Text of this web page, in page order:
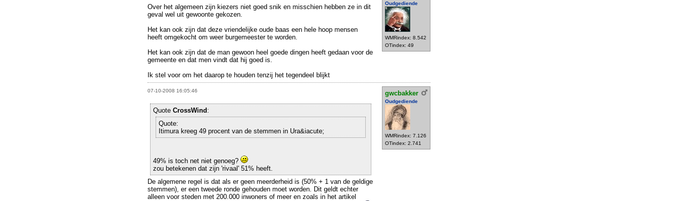
Oudgediende
WMRindex: 8.542
OTindex: 49
Over het algemeen zijn kiezers niet goed snik en misschien hebben ze in dit
geval wel uit gewoonte gekozen.
Het kan ook zijn dat deze vriendelijke oude baas een hele hoop mensen
heeft omgekocht om weer burgemeester te worden.
Het kan ook zijn dat de man gewoon heel goede dingen heeft gedaan voor de
gemeente en dat men vindt dat hij goed is.
Ik stel voor om het daarop te houden tenzij het tegendeel blijkt
07-10-2008 16:05:46 gwcbakker
Oudgediende
WMRindex: 7.126
OTindex: 2.741
Quote CrossWind:
Quote:
Itimura kreeg 49 procent van de stemmen in Ura&iacute;
49% is toch net niet genoeg?
zou betekenen dat zijn 'rivaal' 51% heeft.
De algemene regel is dat als er geen meerderheid is (50% + 1 van de geldige
stemmen), er een tweede ronde gehouden moet worden. Dit geldt echter
alleen voor steden met 200.000 inwoners of meer en zoals in het artikel